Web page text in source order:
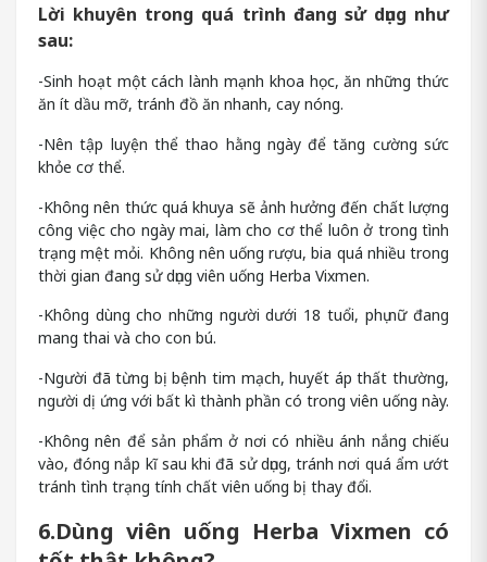
Lời khuyên trong quá trình đang sử dụng như
sau:
-Sinh hoạt một cách lành mạnh khoa học, ăn những thức
ăn ít dầu mỡ, tránh đồ ăn nhanh, cay nóng.
-Nên tập luyện thể thao hằng ngày để tăng cường sức
khỏe cơ thể.
-Không nên thức quá khuya sẽ ảnh hưởng đến chất lượng
công việc cho ngày mai, làm cho cơ thể luôn ở trong tình
trạng mệt mỏi. Không nên uống rượu, bia quá nhiều trong
thời gian đang sử dụng viên uống Herba Vixmen.
-Không dùng cho những người dưới 18 tuổi, phụ nữ đang
mang thai và cho con bú.
-Người đã từng bị bệnh tim mạch, huyết áp thất thường,
người dị ứng với bất kì thành phần có trong viên uống này.
-Không nên để sản phẩm ở nơi có nhiều ánh nắng chiếu
vào, đóng nắp kĩ sau khi đã sử dụng, tránh nơi quá ẩm ướt
tránh tình trạng tính chất viên uống bị thay đổi.
6.Dùng viên uống Herba Vixmen có